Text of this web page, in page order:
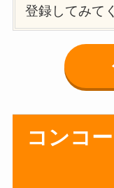
登録してみて
コンコ